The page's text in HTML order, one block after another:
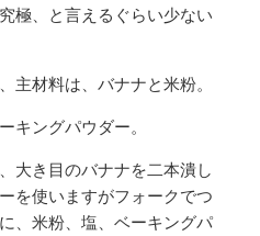
極、と言えるぐらい少ない
主材料は、バナナと米粉。
キングパウダー。
大き目のバナナを二本潰し
を使いますがフォークでつ
、米粉、塩、ベーキングパ